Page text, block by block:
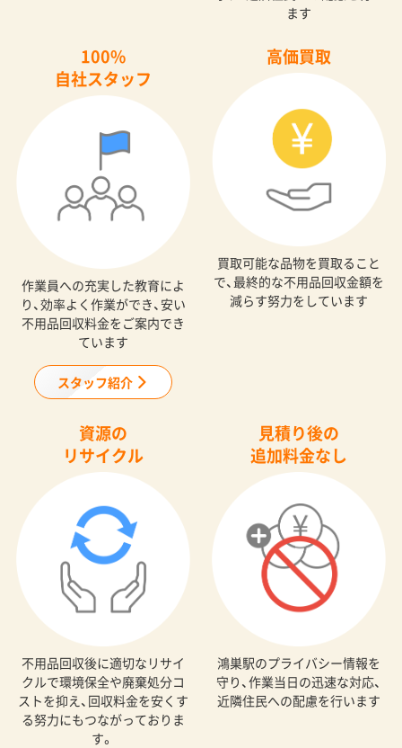
ます
100%
自社スタッフ
作業員への充実した教育によ
り、効率よく作業ができ、安い
不用品回収料金をご案内でき
ています
スタッフ紹介
高価買取
買取可能な品物を買取ること
で、最終的な不用品回収金額を
減らす努力をしています
資源の
リサイクル
不用品回収後に適切なリサイ
クルで環境保全や廃棄処分コ
ストを抑え、回収料金を安くす
る努力にもつながっておりま
す。
見積り後の
追加料金なし
鴻巣駅のプライバシー情報を
守り、作業当日の迅速な対応、
近隣住民への配慮を行います